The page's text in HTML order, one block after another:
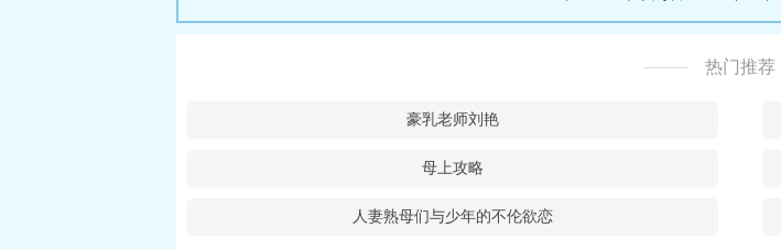
热门推荐
豪乳老师刘艳
母上攻略
人妻熟母们与少年的不伦欲恋